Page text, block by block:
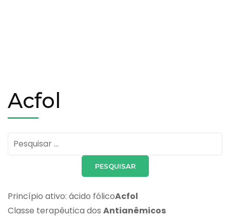
Acfol
Pesquisar
por:
Princípio ativo: ácido fólicoAcfol
Classe terapêutica dos Antianêmicos